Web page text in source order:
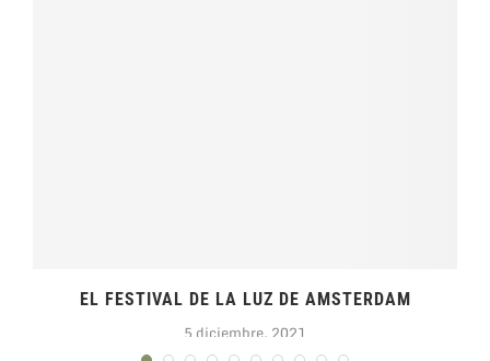
EL FESTIVAL DE LA LUZ DE AMSTERDAM
5 diciembre, 2021